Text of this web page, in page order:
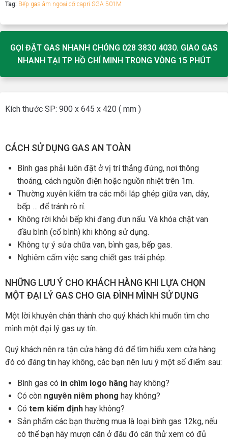
Tag: Bếp gas âm ngoại cỡ capri SGA 501M
GỌI ĐẶT GAS NHANH CHÓNG 028 3830 4030. GIAO GAS
NHANH TẠI TP HỒ CHÍ MINH TRONG VÒNG 15 PHÚT
Kích thước SP: 900 x 645 x 420 ( mm )
CÁCH SỬ DỤNG GAS AN TOÀN
Bình gas phải luôn đặt ở vị trí thẳng đứng, nơi thông
thoáng, cách nguồn điện hoặc nguồn nhiệt trên 1m.
Thường xuyên kiểm tra các mỗi lắp ghép giữa van, dây,
bếp … để tránh rò rỉ.
Không rời khỏi bếp khi đang đun nấu. Và khóa chặt van
đầu bình (cổ bình) khi không sử dụng.
Không tự ý sửa chữa van, bình gas, bếp gas.
Nghiêm cấm việc sang chiết gas trái phép.
NHỮNG LƯU Ý CHO KHÁCH HÀNG KHI LỰA CHỌN
MỘT ĐẠI LÝ GAS CHO GIA ĐÌNH MÌNH SỬ DỤNG
Một lời khuyên chân thành cho quý khách khi muốn tìm cho
mình một đại lý gas uy tín.
Quý khách nên ra tận cửa hàng đó để tìm hiểu xem cửa hàng
đó có đáng tin hay không, các bạn nên lưu ý một số điểm sau:
Bình gas có in chìm logo hãng hay không?
Có còn nguyên niêm phong hay không?
Có tem kiểm định hay không?
Sản phẩm các bạn thường mua là loại bình gas 12kg, nếu
có thể bạn hãy mượn cân ở đâu đó cân thử xem có đủ